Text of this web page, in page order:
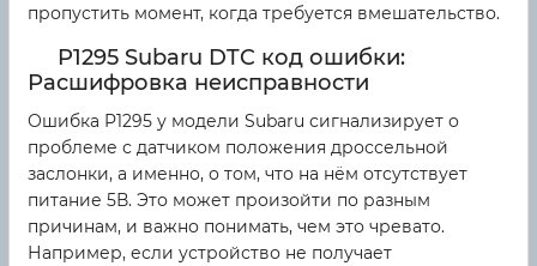
пропустить момент, когда требуется вмешательство.
P1295 Subaru DTC код ошибки:
Расшифровка неисправности
Ошибка P1295 у модели Subaru сигнализирует о
проблеме с датчиком положения дроссельной
заслонки, а именно, о том, что на нём отсутствует
питание 5В. Это может произойти по разным
причинам, и важно понимать, чем это чревато.
Например, если устройство не получает